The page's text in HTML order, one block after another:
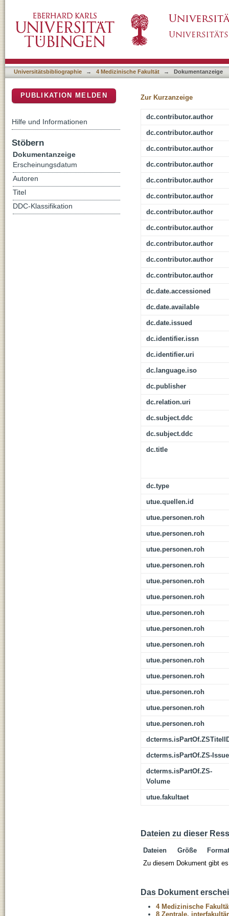
sporozoite chemoprophylaxis vaccine
Universitätsbibliographie → 4 Medizinische Fakultät → Dokumentanzeige
Zur Kurzanzeige
dc.contributor.author
dc.contributor.author
dc.contributor.author
dc.contributor.author
dc.contributor.author
dc.contributor.author
dc.contributor.author
dc.contributor.author
dc.contributor.author
dc.contributor.author
dc.contributor.author
dc.date.accessioned
dc.date.available
dc.date.issued
dc.identifier.issn
dc.identifier.uri
dc.language.iso
dc.publisher
dc.relation.uri
dc.subject.ddc
dc.subject.ddc
dc.title
dc.type
utue.quellen.id
utue.personen.roh
utue.personen.roh
utue.personen.roh
utue.personen.roh
utue.personen.roh
utue.personen.roh
utue.personen.roh
utue.personen.roh
utue.personen.roh
utue.personen.roh
utue.personen.roh
utue.personen.roh
utue.personen.roh
utue.personen.roh
dcterms.isPartOf.ZS-Issue
dcterms.isPartOf.ZS-
Volume
utue.fakultaet
Dateien zu dieser
Dateien Größe
Format
Zu diesem Dokument gibt
Das Dokument
4 Medizinische
8 Zentrale,
PUBLIKATION MELDEN
Hilfe und Informationen
Stöbern
Dokumentanzeige
Erscheinungsdatum
Autoren
Titel
DDC-Klassifikation